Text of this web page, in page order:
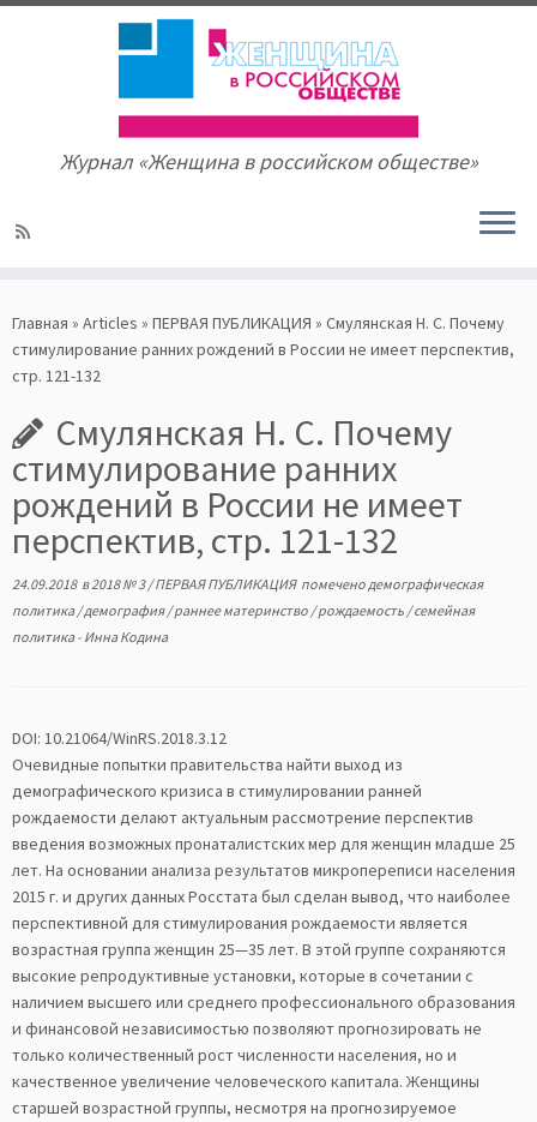
to
content
Журнал «Женщина в российском обществе»
Главная » Articles » ПЕРВАЯ ПУБЛИКАЦИЯ » Смулянская Н. С. Почему
стимулирование ранних рождений в России не имеет перспектив,
стр. 121-132
Смулянская Н. С. Почему
стимулирование ранних
рождений в России не имеет
перспектив, стр. 121-132
24.09.2018в2018 № 3/ПЕРВАЯ ПУБЛИКАЦИЯ помеченодемографическая
политика/демография/раннее материнство /рождаемость /семейная
политика- Инна Кодина
DOI: 10.21064/WinRS.2018.3.12
Очевидные попытки правительства найти выход из
демографического кризиса в стимулировании ранней
рождаемости делают актуальным рассмотрение перспектив
введения возможных пронаталистских мер для женщин младше 25
лет. На основании анализа результатов микропереписи населения
2015 г. и других данных Росстата был сделан вывод, что наиболее
перспективной для стимулирования рождаемости является
возрастная группа женщин 25—35 лет. В этой группе сохраняются
высокие репродуктивные установки, которые в сочетании с
наличием высшего или среднего профессионального образования
и финансовой независимостью позволяют прогнозировать не
только количественный рост численности населения, но и
качественное увеличение человеческого капитала. Женщины
старшей возрастной группы, несмотря на прогнозируемое